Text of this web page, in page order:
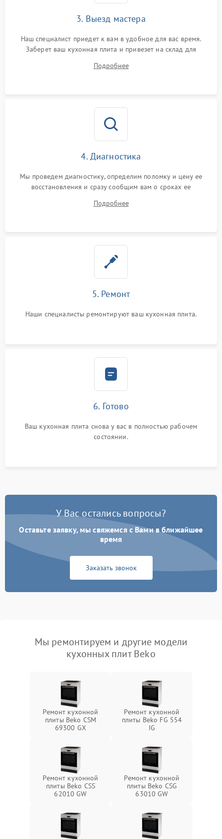
3. Выезд мастера
Наш специалист приедет к вам в удобное для вас время.
Заберет ваш кухонная плита и привезет на склад для
Подробнее
4. Диагностика
Мы проведем диагностику, определим поломку и цену ее
восстановления и сразу сообщим вам о сроках ее
Подробнее
5. Ремонт
Наши специалисты ремонтируют ваш кухонная плита.
6. Готово
Ваш кухонная плита снова у вас в полностью рабочем
состоянии.
У Вас остались вопросы?
Оставьте заявку, мы свяжемся с Вами в ближайшее
время
Заказать звонок
Мы ремонтируем и другие модели
кухонных плит Beko
Ремонт кухонной
плиты Beko CSM
69300 GX
Ремонт кухонной
плиты Beko FG 554
IG
Ремонт кухонной
плиты Beko CSS
62010 GW
Ремонт кухонной
плиты Beko CSG
63010 GW